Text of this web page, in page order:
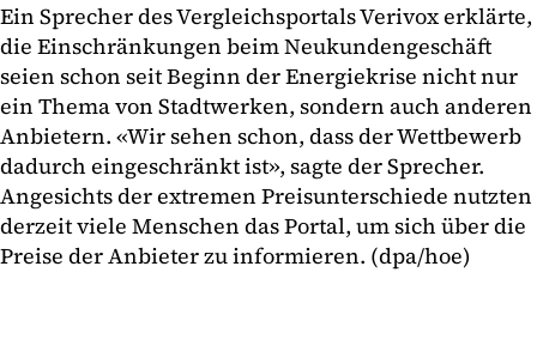
Ein Sprecher des Vergleichsportals Verivox erklärte,
die Einschränkungen beim Neukundengeschäft
seien schon seit Beginn der Energiekrise nicht nur
ein Thema von Stadtwerken, sondern auch anderen
Anbietern. «Wir sehen schon, dass der Wettbewerb
dadurch eingeschränkt ist», sagte der Sprecher.
Angesichts der extremen Preisunterschiede nutzten
derzeit viele Menschen das Portal, um sich über die
Preise der Anbieter zu informieren. (dpa/hoe)